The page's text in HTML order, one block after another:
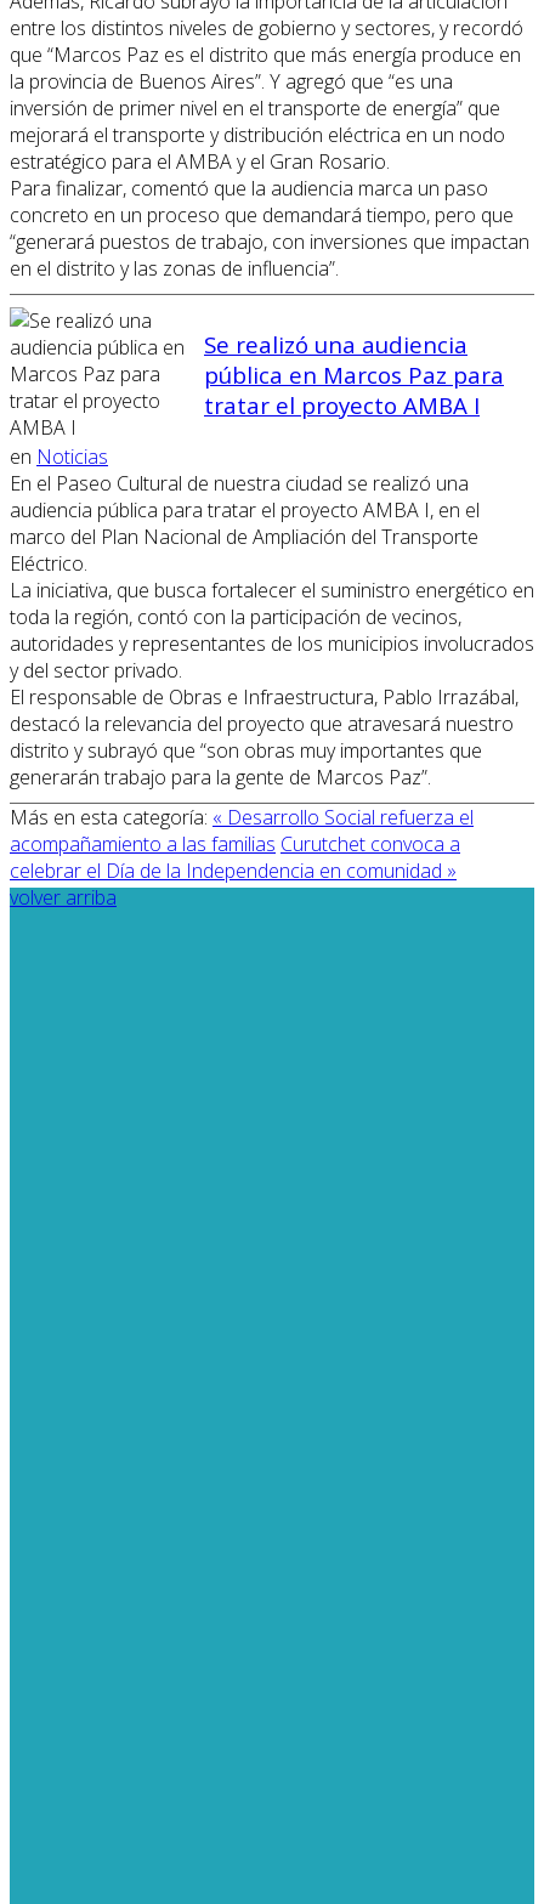
entre los distintos niveles de gobierno y sectores, y recordó
que “Marcos Paz es el distrito que más energía produce en
la provincia de Buenos Aires”. Y agregó que “es una
inversión de primer nivel en el transporte de energía” que
mejorará el transporte y distribución eléctrica en un nodo
estratégico para el AMBA y el Gran Rosario.
Para finalizar, comentó que la audiencia marca un paso
concreto en un proceso que demandará tiempo, pero que
“generará puestos de trabajo, con inversiones que impactan
en el distrito y las zonas de influencia”.
Se realizó una audiencia
pública en Marcos Paz para
tratar el proyecto AMBA I
en Noticias
En el Paseo Cultural de nuestra ciudad se realizó una
audiencia pública para tratar el proyecto AMBA I, en el
marco del Plan Nacional de Ampliación del Transporte
Eléctrico.
La iniciativa, que busca fortalecer el suministro energético en
toda la región, contó con la participación de vecinos,
autoridades y representantes de los municipios involucrados
y del sector privado.
El responsable de Obras e Infraestructura, Pablo Irrazábal,
destacó la relevancia del proyecto que atravesará nuestro
distrito y subrayó que “son obras muy importantes que
generarán trabajo para la gente de Marcos Paz”.
Más en esta categoría: « Desarrollo Social refuerza el
acompañamiento a las familias Curutchet convoca a
celebrar el Día de la Independencia en comunidad »
volver arriba